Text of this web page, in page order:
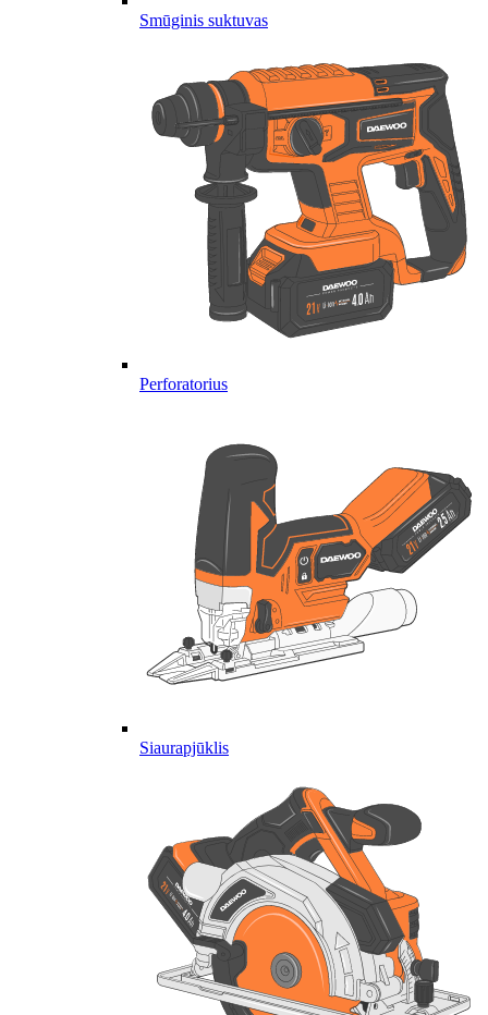
Smūginis suktuvas
Perforatorius
Siaurapjūklis